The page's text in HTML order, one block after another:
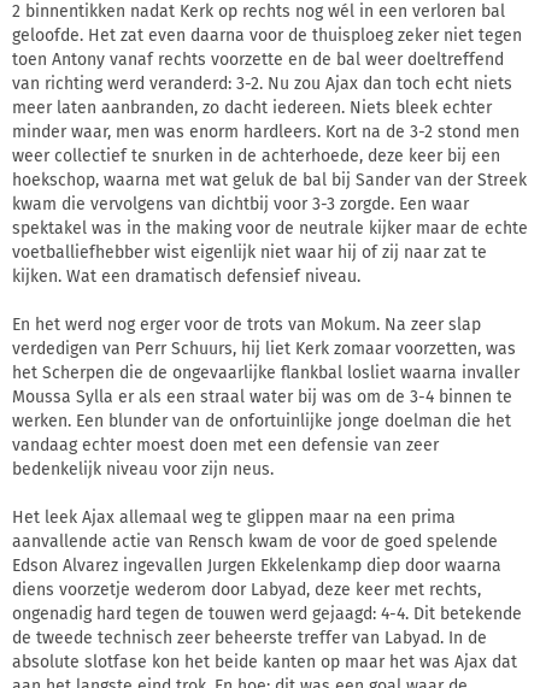
2 binnentikken nadat Kerk op rechts nog wél in een verloren bal
geloofde. Het zat even daarna voor de thuisploeg zeker niet tegen
toen Antony vanaf rechts voorzette en de bal weer doeltreffend
van richting werd veranderd: 3-2. Nu zou Ajax dan toch echt niets
meer laten aanbranden, zo dacht iedereen. Niets bleek echter
minder waar, men was enorm hardleers. Kort na de 3-2 stond men
weer collectief te snurken in de achterhoede, deze keer bij een
hoekschop, waarna met wat geluk de bal bij Sander van der Streek
kwam die vervolgens van dichtbij voor 3-3 zorgde. Een waar
spektakel was in the making voor de neutrale kijker maar de echte
voetballiefhebber wist eigenlijk niet waar hij of zij naar zat te
kijken. Wat een dramatisch defensief niveau.
En het werd nog erger voor de trots van Mokum. Na zeer slap
verdedigen van Perr Schuurs, hij liet Kerk zomaar voorzetten, was
het Scherpen die de ongevaarlijke flankbal losliet waarna invaller
Moussa Sylla er als een straal water bij was om de 3-4 binnen te
werken. Een blunder van de onfortuinlijke jonge doelman die het
vandaag echter moest doen met een defensie van zeer
bedenkelijk niveau voor zijn neus.
Het leek Ajax allemaal weg te glippen maar na een prima
aanvallende actie van Rensch kwam de voor de goed spelende
Edson Alvarez ingevallen Jurgen Ekkelenkamp diep door waarna
diens voorzetje wederom door Labyad, deze keer met rechts,
ongenadig hard tegen de touwen werd gejaagd: 4-4. Dit betekende
de tweede technisch zeer beheerste treffer van Labyad. In de
absolute slotfase kon het beide kanten op maar het was Ajax dat